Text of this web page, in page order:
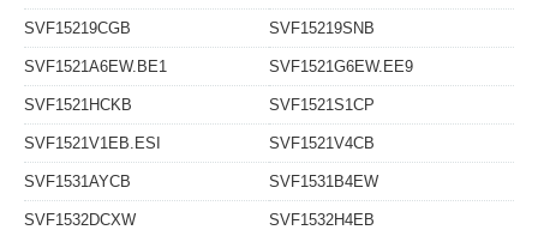
SVF15219CGB SVF15219SNB
SVF1521A6EW.BE1 SVF1521G6EW.EE9
SVF1521HCKB SVF1521S1CP
SVF1521V1EB.ESI SVF1521V4CB
SVF1531AYCB SVF1531B4EW
SVF1532DCXW SVF1532H4EB